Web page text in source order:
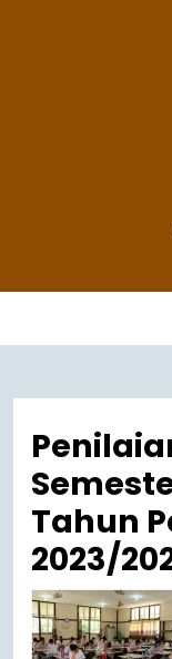
Tahun
2023/